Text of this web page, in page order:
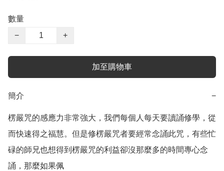
數量
−
+
加至購物車
簡介 −
楞嚴咒的感應力非常強大，我們每個人每天要讀誦修學，從
而快速得之福慧。但是修楞嚴咒者要經常念誦此咒，有些忙
碌的師兄也想得到楞嚴咒的利益卻沒那麼多的時間專心念
誦，那麼如果佩